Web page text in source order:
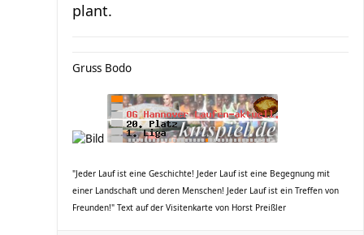
plant.
Gruss Bodo
"Jeder Lauf ist eine Geschichte! Jeder Lauf ist eine Begegnung mit
einer Landschaft und deren Menschen! Jeder Lauf ist ein Treffen von
Freunden!" Text auf der Visitenkarte von Horst Preißler